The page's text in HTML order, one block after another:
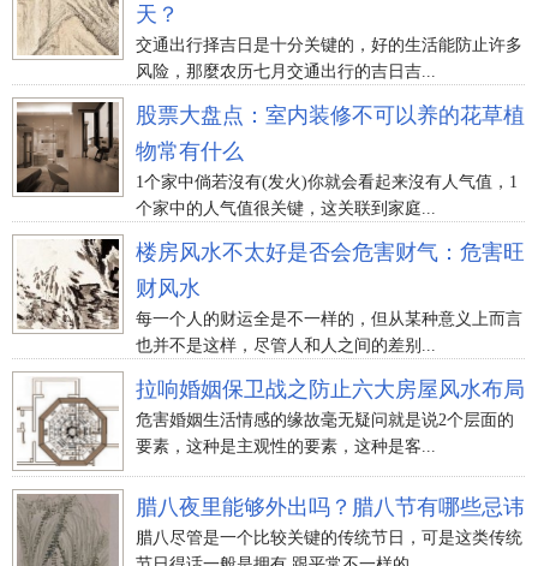
天？
交通出行择吉日是十分关键的，好的生活能防止许多
风险，那麼农历七月交通出行的吉日吉...
股票大盘点：室内装修不可以养的花草植
物常有什么
1个家中倘若沒有(发火)你就会看起来沒有人气值，1
个家中的人气值很关键，这关联到家庭...
楼房风水不太好是否会危害财气：危害旺
财风水
每一个人的财运全是不一样的，但从某种意义上而言
也并不是这样，尽管人和人之间的差别...
拉响婚姻保卫战之防止六大房屋风水布局
危害婚姻生活情感的缘故毫无疑问就是说2个层面的
要素，这种是主观性的要素，这种是客...
腊八夜里能够外出吗？腊八节有哪些忌讳
腊八尽管是一个比较关键的传统节日，可是这类传统